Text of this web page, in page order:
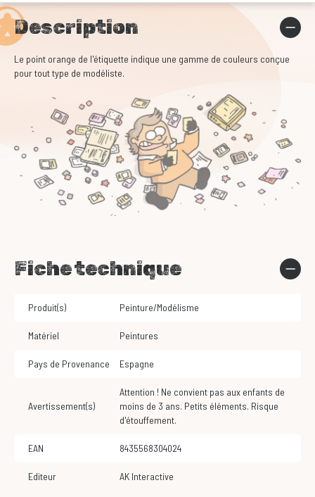
Description
Le point orange de l'étiquette indique une gamme de couleurs conçue
pour tout type de modéliste.
Fiche technique
Produit(s) Peinture/Modélisme
Matériel Peintures
Pays de Provenance Espagne
Avertissement(s)
Attention ! Ne convient pas aux enfants de
moins de 3 ans. Petits éléments. Risque
d'étouffement.
EAN 8435568304024
Editeur AK Interactive